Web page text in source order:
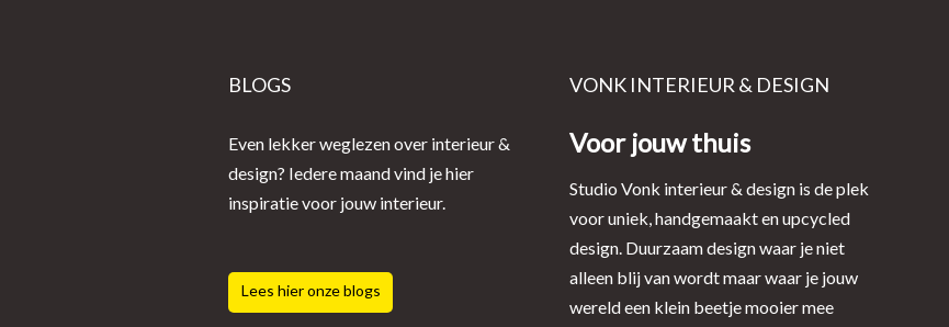
BLOGS
Even lekker weglezen over interieur &
design? Iedere maand vind je hier
inspiratie voor jouw interieur.
Lees hier onze blogs
VONK INTERIEUR & DESIGN
Voor jouw thuis
Studio Vonk interieur & design is de plek
voor uniek, handgemaakt en upcycled
design. Duurzaam design waar je niet
alleen blij van wordt maar waar je jouw
wereld een klein beetje mooier mee